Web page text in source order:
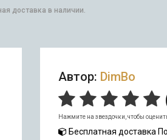
доставка в наличии.
Автор: DimBo
Нажмите на звездочки, чтобы
Бесплатная доставка